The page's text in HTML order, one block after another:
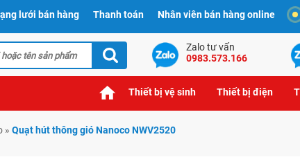
lưới bán hàng Thanh toán Nhân viên bán hàng online
Zalo tư vấn
0983.573.166
Thiết bị vệ sinh Thiết bị điện
» Quạt hút thông gió Nanoco NWV2520